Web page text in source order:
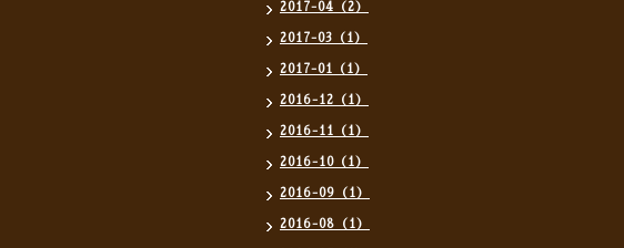
2017-04（2）
2017-03（1）
2017-01（1）
2016-12（1）
2016-11（1）
2016-10（1）
2016-09（1）
2016-08（1）